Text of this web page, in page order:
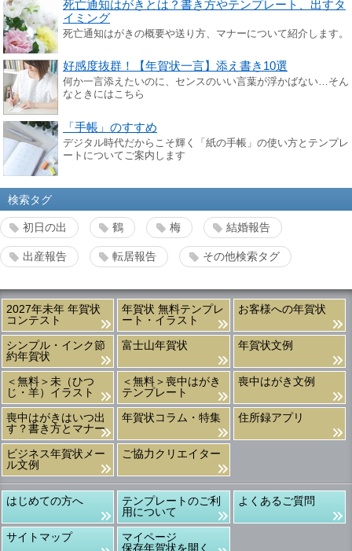
死亡通知はがきとは？書き方やテンプレート、出すタ
イミング
死亡通知はがきの概要や送り方、マナーについて紹介します。
好感度抜群！【年賀状一言】添え書き10選
何か一言添えたいのに、センスのいい言葉が浮かばない…そん
なときにはこちら
「手帳」のすすめ
デジタル時代だからこそ輝く「紙の手帳」の使い方とテンプレ
ートについてご案内します
検索タグ
初日の出 鶴 梅 結婚報告
出産報告 転居報告 その他検索タグ
2027年未年 年賀状
コンテスト
年賀状 無料テンプレ
ート・イラスト
お客様への年賀状
シンプル・インク節
約年賀状
富士山年賀状 年賀状文例
＜無料＞未（ひつ
じ・羊）イラスト
＜無料＞喪中はがき
テンプレート
喪中はがき文例
喪中はがきはいつ出
す？書き方とマナー
年賀状コラム・特集 住所録アプリ
ビジネス年賀状メー
ル文例
ご協力クリエイター
はじめての方へ
テンプレートのご利
用について
よくあるご質問
サイトマップ
マイページ
保存年賀状を開く